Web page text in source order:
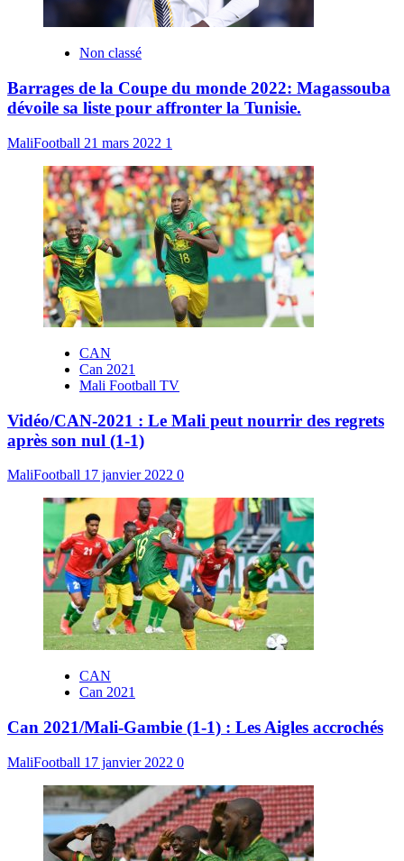
Non classé
Barrages de la Coupe du monde 2022: Magassouba
dévoile sa liste pour affronter la Tunisie.
MaliFootball 21 mars 2022 1
CAN
Can 2021
Mali Football TV
Vidéo/CAN-2021 : Le Mali peut nourrir des regrets
après son nul (1-1)
MaliFootball 17 janvier 2022 0
CAN
Can 2021
Can 2021/Mali-Gambie (1-1) : Les Aigles accrochés
MaliFootball 17 janvier 2022 0